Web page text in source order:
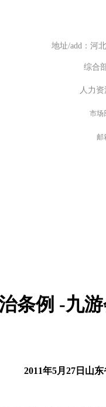
条例 -九
2011年5月27日山
地址/add：河
综合
人力
市场
邮